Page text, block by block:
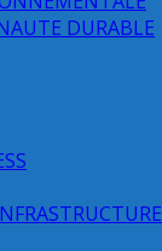
DURABLE